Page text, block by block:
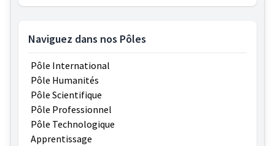
Naviguez dans nos Pôles
Pôle International
Pôle Humanités
Pôle Scientifique
Pôle Professionnel
Pôle Technologique
Apprentissage